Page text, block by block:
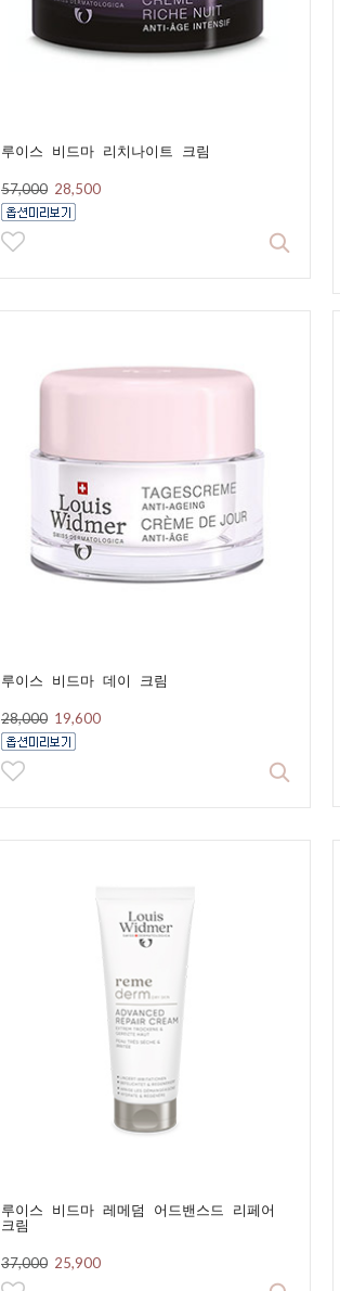
루이스 비드마 리치나이트 크림
57,000 28,500
루이스 비드마 데이 크림
28,000 19,600
루이스 비드마 레메덤 어드밴스드 리페어
크림
37,000 25,900